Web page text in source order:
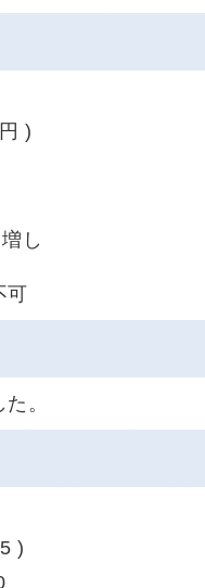
)
し
可
。
)